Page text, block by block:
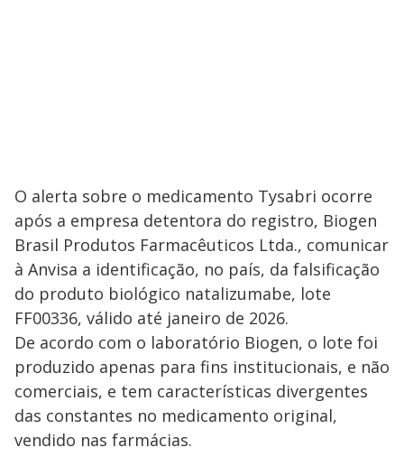
O alerta sobre o medicamento Tysabri ocorre
após a empresa detentora do registro, Biogen
Brasil Produtos Farmacêuticos Ltda., comunicar
à Anvisa a identificação, no país, da falsificação
do produto biológico natalizumabe, lote
FF00336, válido até janeiro de 2026.
De acordo com o laboratório Biogen, o lote foi
produzido apenas para fins institucionais, e não
comerciais, e tem características divergentes
das constantes no medicamento original,
vendido nas farmácias.